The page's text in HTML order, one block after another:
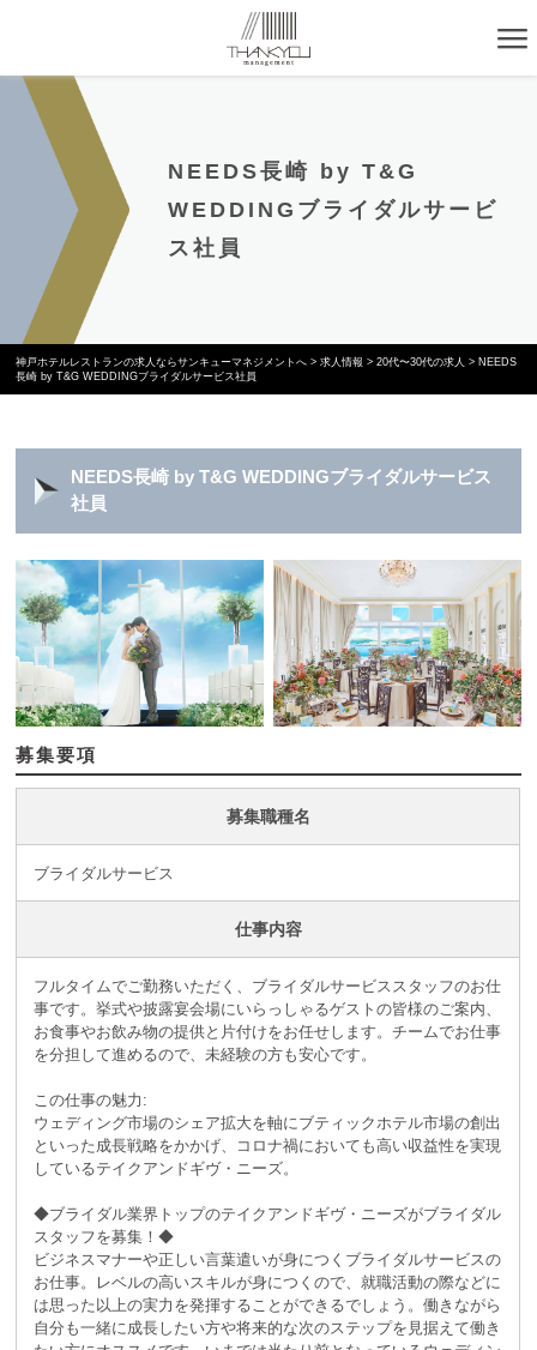
NEEDS長崎 by T&G
WEDDINGブライダルサービ
ス社員
神戸ホテルレストランの求人ならサンキューマネジメントへ >求人情報 >20代〜30代の求人 > NEEDS
長崎 by T&G WEDDINGブライダルサービス社員
NEEDS長崎 by T&G WEDDINGブライダルサービス
社員
募集要項
募集職種名
ブライダルサービス
仕事内容
フルタイムでご勤務いただく、ブライダルサービススタッフのお仕
事です。挙式や披露宴会場にいらっしゃるゲストの皆様のご案内、
お食事やお飲み物の提供と片付けをお任せします。チームでお仕事
を分担して進めるので、未経験の方も安心です。
この仕事の魅力:
ウェディング市場のシェア拡大を軸にブティックホテル市場の創出
といった成長戦略をかかげ、コロナ禍においても高い収益性を実現
しているテイクアンドギヴ・ニーズ。
◆ブライダル業界トップのテイクアンドギヴ・ニーズがブライダル
スタッフを募集！◆
ビジネスマナーや正しい言葉遣いが身につくブライダルサービスの
お仕事。レベルの高いスキルが身につくので、就職活動の際などに
は思った以上の実力を発揮することができるでしょう。働きながら
自分も一緒に成長したい方や将来的な次のステップを見据えて働き